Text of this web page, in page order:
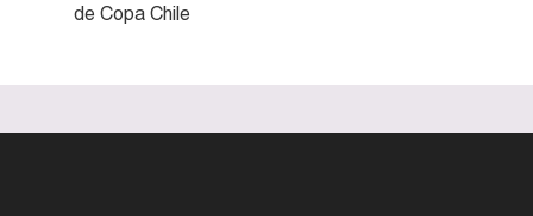
de Copa Chile